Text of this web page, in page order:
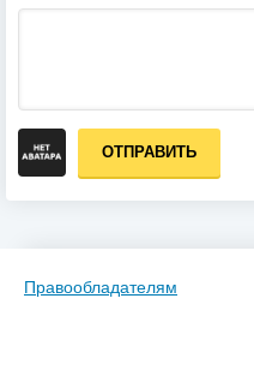
ОТПРАВИТЬ
Правообладателям